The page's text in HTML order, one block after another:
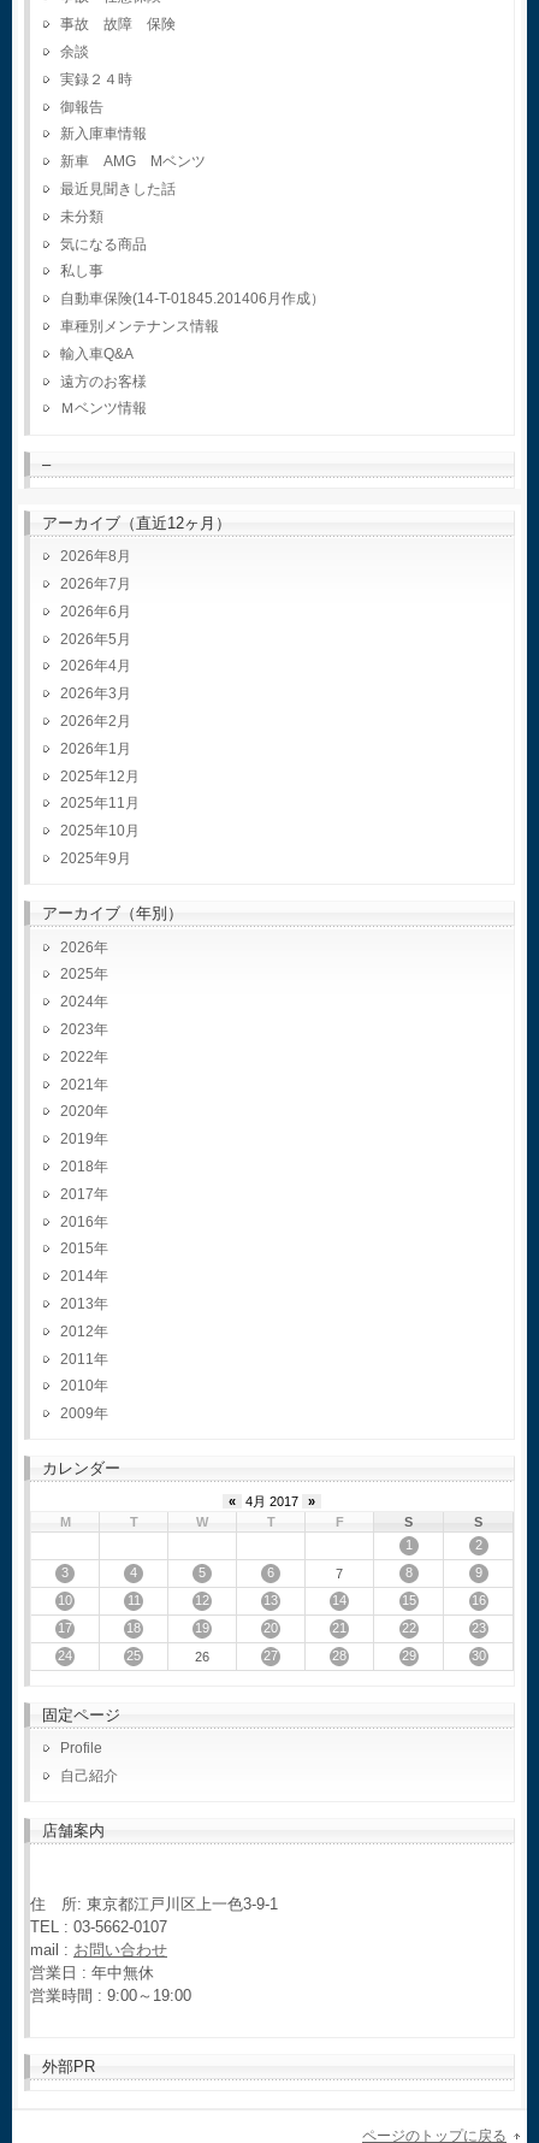
事故 故障 保険
余談
実録２４時
御報告
新入庫車情報
新車 AMG Mベンツ
最近見聞きした話
未分類
気になる商品
私し事
自動車保険(14-T-01845.201406月作成）
車種別メンテナンス情報
輸入車Q&A
遠方のお客様
Ｍベンツ情報
–
アーカイブ（直近12ヶ月）
2026年8月
2026年7月
2026年6月
2026年5月
2026年4月
2026年3月
2026年2月
2026年1月
2025年12月
2025年11月
2025年10月
2025年9月
アーカイブ（年別）
2026
2025
2024
2023
2022
2021
2020
2019
2018
2017
2016
2015
2014
2013
2012
2011
2010
2009
カレンダー
« 4月 2017
»
M
T W T F S
S
1
2
3
4 5 6 7 8
9
10
11 12 13 14 15
16
17
18 19 20 21 22
23
24
25 26 27 28 29 30
固定ページ
Profile
自己紹介
店舗案内
住 所: 東京都江戸川区上一色3-9-1
TEL : 03-5662-0107
mail : お問い合わせ
営業日 : 年中無休
営業時間 : 9:00～19:00
外部PR
ページのトップに戻る